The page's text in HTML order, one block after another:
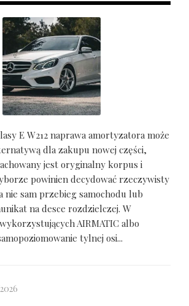
E W212 naprawa amortyzatora może
dla zakupu nowej części,
jest oryginalny korpus i
powinien decydować rzeczywisty
nie sam przebieg samochodu lub
na desce rozdzielczej. W
AIRMATIC albo
tylnej osi...